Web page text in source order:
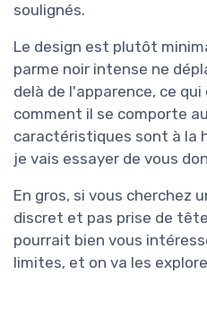
soulignés.
Le design est plutôt
parme noir intense ne
delà de l'apparence, ce
comment il se comporte
caractéristiques sont à la
je vais essayer de vous
En gros, si vous cherchez
discret et pas prise de
pourrait bien vous
limites, et on va les